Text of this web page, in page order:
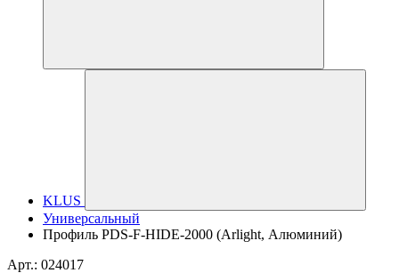
KLUS
Универсальный
Профиль PDS-F-HIDE-2000 (Arlight, Алюминий)
Арт.: 024017